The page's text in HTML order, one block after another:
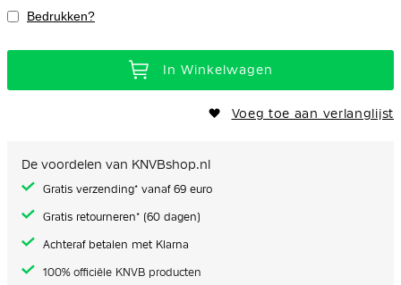
Bedrukken?
In Winkelwagen
Voeg toe aan verlanglijst
De voordelen van KNVBshop.nl
Gratis verzending* vanaf 69 euro
Gratis retourneren* (60 dagen)
Achteraf betalen met Klarna
100% officiële KNVB producten